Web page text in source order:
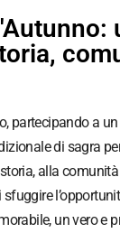
partecipando a
di sagra
alla
un vero e